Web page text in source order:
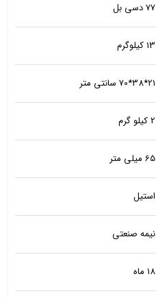
77 دسی بل
13 کیلوگرم
21*38*70 سانتی متر
2 کیلو گرم
65 میلی متر
استیل
نیمه صنعتی
18 ماه